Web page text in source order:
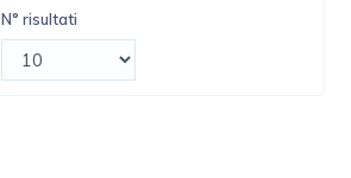
N° risultati